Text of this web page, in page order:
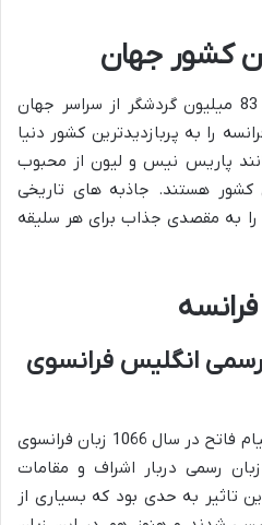
کشور جهان
فرانسه سالانه پذیرای بیش از 83 میلیون گردشگر از سراسر جهان
را به پربازدیدترین کشور دنیا
پاریس نیس و لیون از محبوب
کشور هستند. جاذبه های تاریخی
را به مقصدی جذاب برای هر سلیقه
زبان رسمی انگلیس فرانسوی
پس از فتح انگلستان توسط ویلیام فاتح در سال 1066 زبان فرانسوی
300 سال به زبان رسمی دربار اشراف و مقامات
تاثیر به حدی بود که بسیاری از